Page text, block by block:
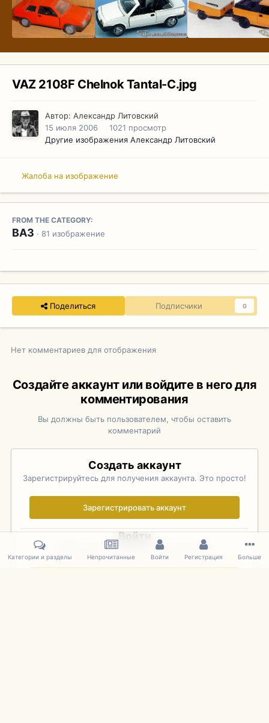
VAZ 2108F Chelnok Tantal-C.jpg
Автор: Александр Литовский
15 июля 2006
1021 просмотр
Другие изображения Александр Литовский
Жалоба на изображение
FROM THE CATEGORY:
ВАЗ · 81 изображение
Поделиться Подписчики 0
Нет комментариев для отображения
Создайте аккаунт или войдите в него для
комментирования
Вы должны быть пользователем, чтобы оставить
комментарий
Создать аккаунт
Зарегистрируйтесь для получения аккаунта. Это просто!
Зарегистрировать аккаунт
Войти
Уже зарегистрированы? Войдите здесь.
Категории и разделы Непрочитанные Войти Регистрация Больше